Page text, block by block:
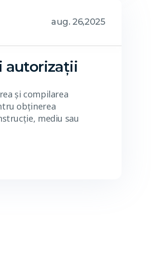
aug. 26,2025
autorizații
și compilarea
obținerea
mediu sau